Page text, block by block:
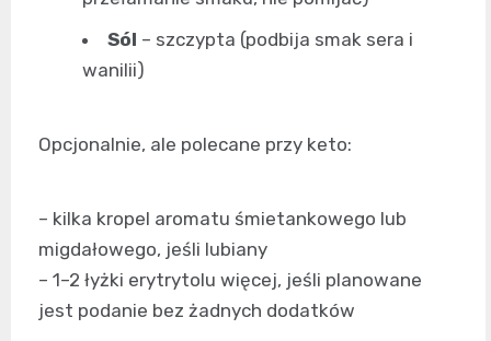
Sól – szczypta (podbija smak sera i
wanilii)
Opcjonalnie, ale polecane przy keto:
– kilka kropel aromatu śmietankowego lub
migdałowego, jeśli lubiany
– 1–2 łyżki erytrytolu więcej, jeśli planowane
jest podanie bez żadnych dodatków